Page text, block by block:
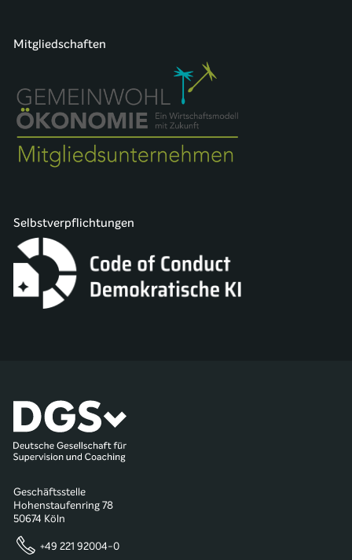
Mitgliedschaften
Selbstverpflichtungen
Geschäftsstelle
Hohenstaufenring 78
50674 Köln
+49 221 92004-0